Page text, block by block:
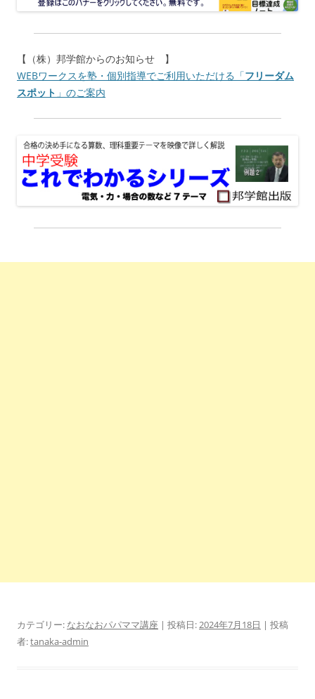
【（株）邦学館からのお知らせ 】
WEBワークスを塾・個別指導でご利用いただける「フリーダム
スポット 」のご案内
カテゴリー: なおなおパパママ講座 | 投稿日:2024年7月18日 | 投稿
者:tanaka-admin